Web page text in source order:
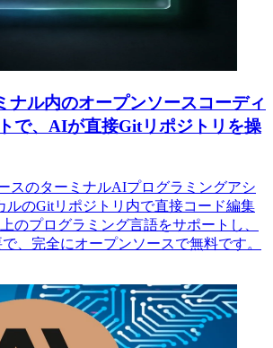
ナル内のオープンソースコーディ
で、AIが直接Gitリポジトリを操
スのターミナルAIプログラミングアシ
ルのGitリポジトリ内で直接コード編集
のプログラミング言語をサポートし、
、完全にオープンソースで無料です。